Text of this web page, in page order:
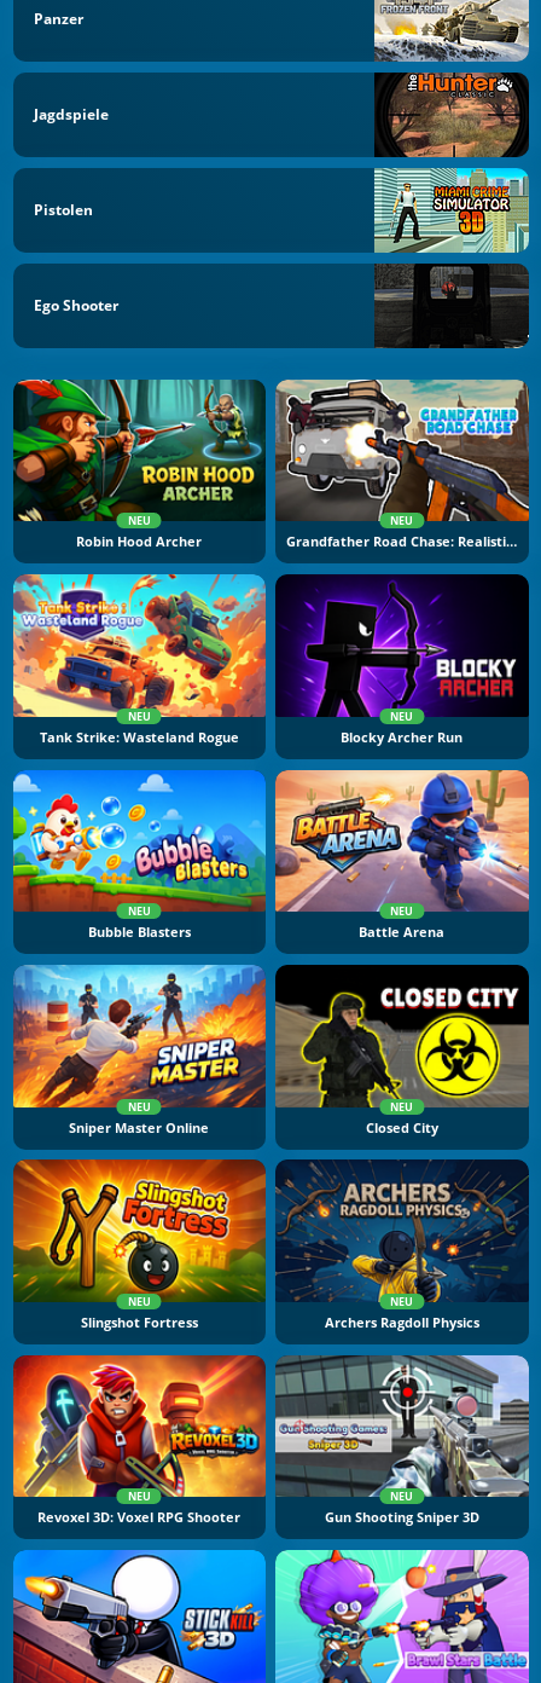
Panzer
Jagdspiele
Pistolen
Ego Shooter
NEU
Robin Hood Archer
NEU
Grandfather Road Chase: Realistic Shooter
NEU
Tank Strike: Wasteland Rogue
NEU
Blocky Archer Run
NEU
Bubble Blasters
NEU
Battle Arena
NEU
Sniper Master Online
NEU
Closed City
NEU
Slingshot Fortress
NEU
Archers Ragdoll Physics
NEU
Revoxel 3D: Voxel RPG Shooter
NEU
Gun Shooting Sniper 3D